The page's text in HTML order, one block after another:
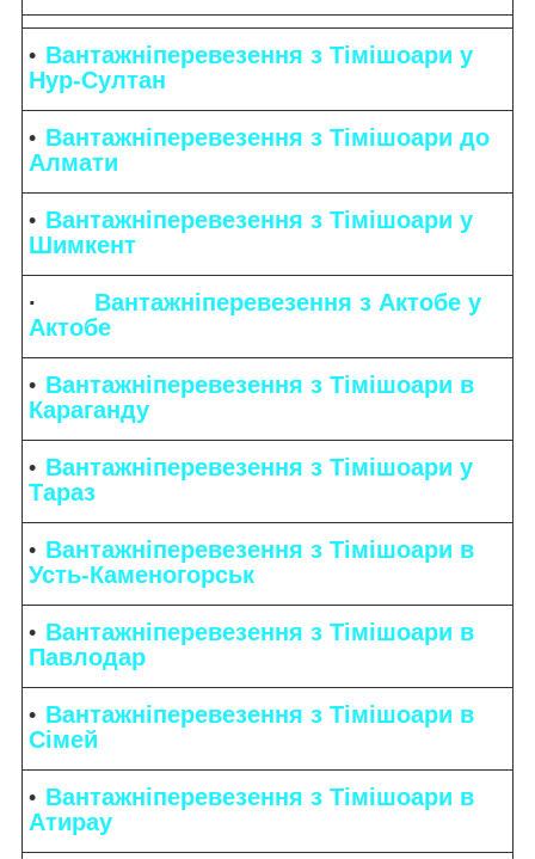
Вантажніперевезення з Тімішоари у
Нур-Султан
Вантажніперевезення з Тімішоари до
Алмати
Вантажніперевезення з Тімішоари у
Шимкент
· Вантажніперевезення з Актобе у
Актобе
Вантажніперевезення з Тімішоари в
Караганду
Вантажніперевезення з Тімішоари у
Тараз
Вантажніперевезення з Тімішоари в
Усть-Каменогорськ
Вантажніперевезення з Тімішоари в
Павлодар
Вантажніперевезення з Тімішоари в
Сімей
Вантажніперевезення з Тімішоари в
Атирау